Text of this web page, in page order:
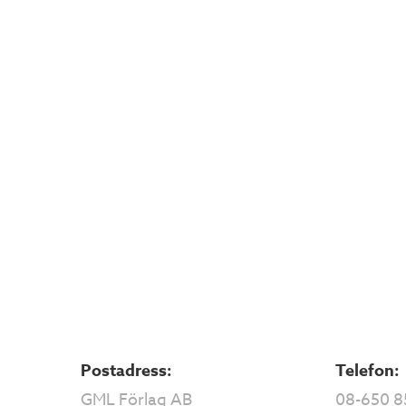
Postadress:
GML Förlag AB
Telefon:
08-650